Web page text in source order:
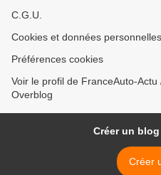
C.G.U.
Cookies et données personnelles
Préférences cookies
Voir le profil de FranceAuto-
Overblog
Créer un
Créer